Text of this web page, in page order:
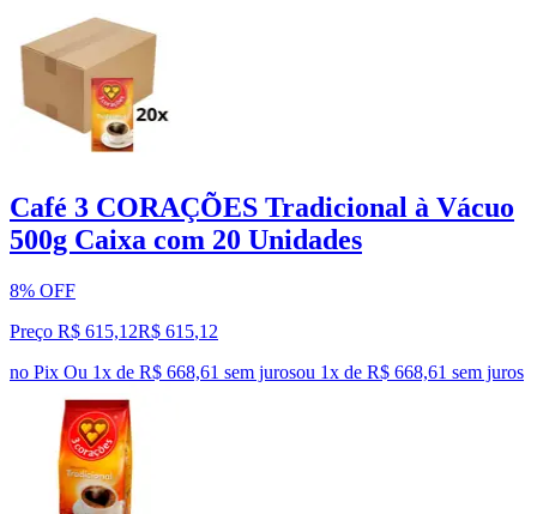
Café 3 CORAÇÕES Tradicional à Vácuo
500g Caixa com 20 Unidades
8% OFF
Preço R$ 615,12R$ 615,12
no Pix Ou 1x de R$ 668,61 sem jurosou 1x de R$ 668,61 sem juros